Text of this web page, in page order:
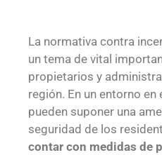
La normativa contra
un tema de vital
propietarios y
región. En un entorno
pueden suponer una
seguridad de los
contar con medidas de